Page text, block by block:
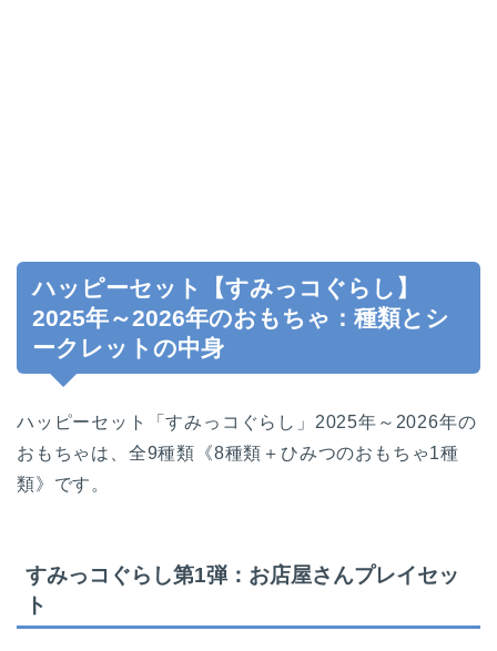
ハッピーセット【すみっコぐらし】
2025年～2026年のおもちゃ：種類とシ
ークレットの中身
ハッピーセット「すみっコぐらし」2025年～2026年の
おもちゃは、全9種類《8種類＋ひみつのおもちゃ1種
類》です。
すみっコぐらし第1弾：お店屋さんプレイセッ
ト